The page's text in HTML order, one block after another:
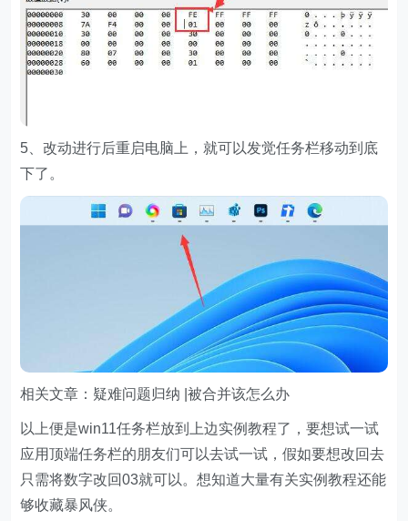
5、改动进行后重启电脑上，就可以发觉任务栏移动到底
下了。
相关文章：疑难问题归纳 |被合并该怎么办
以上便是win11任务栏放到上边实例教程了，要想试一试
应用顶端任务栏的朋友们可以去试一试，假如要想改回去
只需将数字改回03就可以。想知道大量有关实例教程还能
够收藏暴风侠。